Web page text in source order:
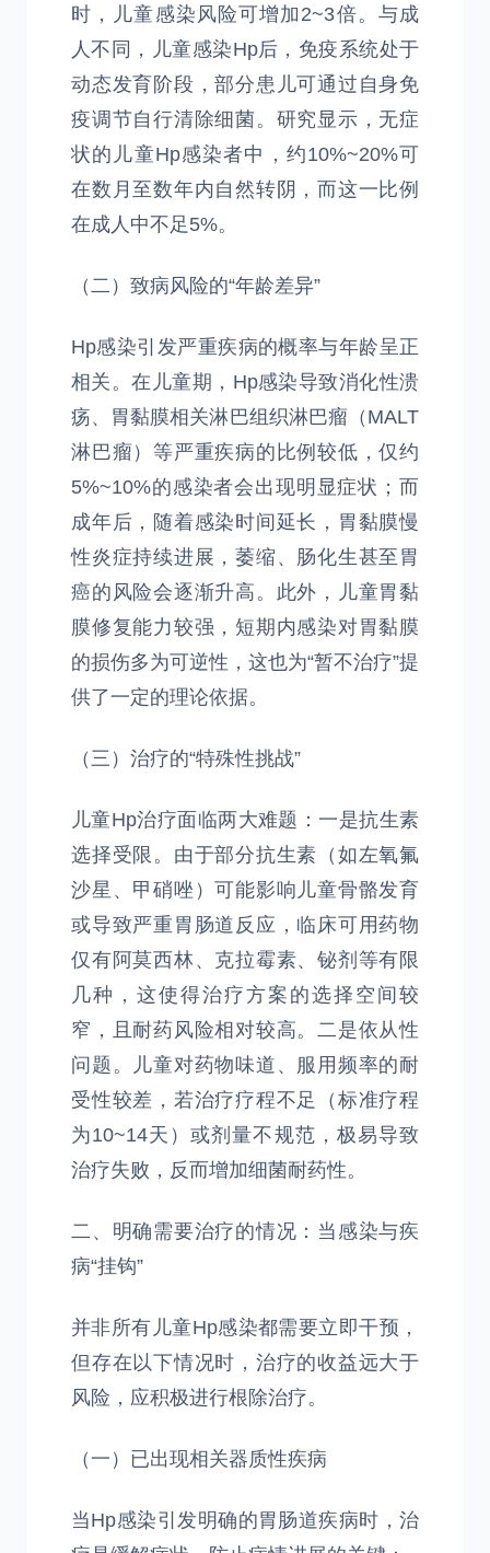
时，儿童感染风险可增加2~3倍。与成
人不同，儿童感染Hp后，免疫系统处于
动态发育阶段，部分患儿可通过自身免
疫调节自行清除细菌。研究显示，无症
状的儿童Hp感染者中，约10%~20%可
在数月至数年内自然转阴，而这一比例
在成人中不足5%。
（二）致病风险的“年龄差异”
Hp感染引发严重疾病的概率与年龄呈正
相关。在儿童期，Hp感染导致消化性溃
疡、胃黏膜相关淋巴组织淋巴瘤（MALT
淋巴瘤）等严重疾病的比例较低，仅约
5%~10%的感染者会出现明显症状；而
成年后，随着感染时间延长，胃黏膜慢
性炎症持续进展，萎缩、肠化生甚至胃
癌的风险会逐渐升高。此外，儿童胃黏
膜修复能力较强，短期内感染对胃黏膜
的损伤多为可逆性，这也为“暂不治疗”提
供了一定的理论依据。
（三）治疗的“特殊性挑战”
儿童Hp治疗面临两大难题：一是抗生素
选择受限。由于部分抗生素（如左氧氟
沙星、甲硝唑）可能影响儿童骨骼发育
或导致严重胃肠道反应，临床可用药物
仅有阿莫西林、克拉霉素、铋剂等有限
几种，这使得治疗方案的选择空间较
窄，且耐药风险相对较高。二是依从性
问题。儿童对药物味道、服用频率的耐
受性较差，若治疗疗程不足（标准疗程
为10~14天）或剂量不规范，极易导致
治疗失败，反而增加细菌耐药性。
二、明确需要治疗的情况：当感染与疾
病“挂钩”
并非所有儿童Hp感染都需要立即干预，
但存在以下情况时，治疗的收益远大于
风险，应积极进行根除治疗。
（一）已出现相关器质性疾病
当Hp感染引发明确的胃肠道疾病时，治